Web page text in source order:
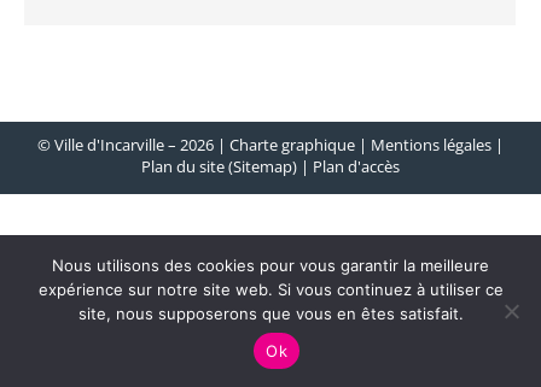
© Ville d'Incarville – 2026 | Charte graphique | Mentions légales |
Plan du site (Sitemap) | Plan d'accès
Nous utilisons des cookies pour vous garantir la meilleure
expérience sur notre site web. Si vous continuez à utiliser ce
site, nous supposerons que vous en êtes satisfait.
Ok